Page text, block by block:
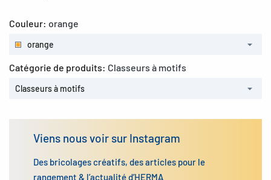
Couleur: orange
orange
Catégorie de produits: Classeurs à motifs
Classeurs à motifs
Viens nous voir sur Instagram
Des bricolages créatifs, des articles pour le
rangement & l’actualité d’HERMA